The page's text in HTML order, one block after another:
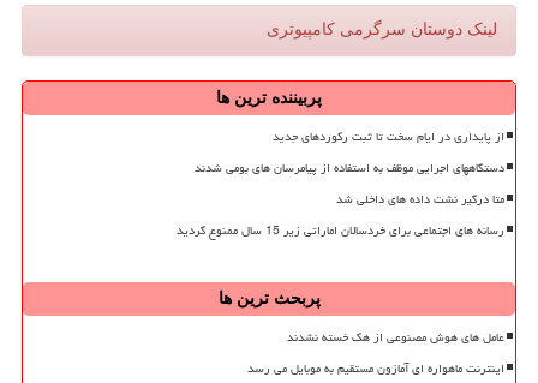
لینک دوستان سرگرمی كامپیوتری
پربیننده ترین ها
از پایداری در ایام سخت تا ثبت رکوردهای جدید
دستگاههای اجرایی موظف به استفاده از پیامرسان های بومی شدند
متا درگیر نشت داده های داخلی شد
رسانه های اجتماعی برای خردسالان اماراتی زیر 15 سال ممنوع گردید
پربحث ترین ها
عامل های هوش مصنوعی از هک خسته نشدند
اینترنت ماهواره ای آمازون مستقیم به موبایل می رسد